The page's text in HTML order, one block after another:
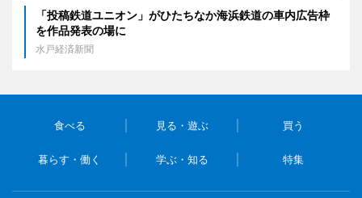
「投稿鉄道ユニオン」がひたちなか海浜鉄道の車内広告枠
を作品発表の場に
水戸経済新聞
食べる 見る・遊ぶ 買う
暮らす・働く 学ぶ・知る 特集